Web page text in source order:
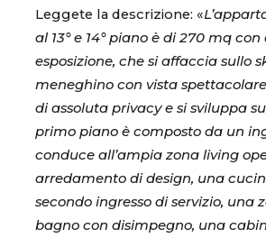
Leggete la descrizione: «
al 13° e 14° piano è di 270 mq
esposizione, che si affaccia sullo
meneghino con vista
di assoluta privacy e si sviluppa
primo piano è composto da un
conduce all’ampia zona living
arredamento di design, una
secondo ingresso di servizio, una
bagno con disimpegno, una